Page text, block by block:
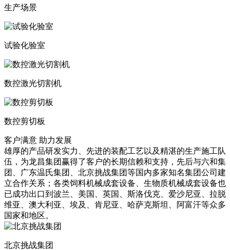
生产场景
试验化验室
数控激光切割机
数控剪切板
客户满意 助力发展
雄厚的产品研发实力、先进的装配工艺以及精湛的生产施工队
伍，为龙昌集团赢得了客户的长期信赖和支持，先后与六和集
团、广东温氏集团、北京挑战集团等国内多家知名集团公司建
立合作关系；各类饲料机械成套设备、生物质机械成套设备也
已成功出口到波兰、美国、英国、斯洛伐克、爱沙尼亚、拉脱
维亚、澳大利亚、埃及、肯尼亚、哈萨克斯坦、阿富汗等众多
国家和地区。
北京挑战集团